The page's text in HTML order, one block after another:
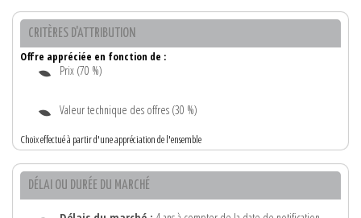
CRITÈRES D'ATTRIBUTION
Offre appréciée en fonction de :
Prix (70 %)
Valeur technique des offres (30 %)
Choix effectué à partir d'une appréciation de l'ensemble
DÉLAI OU DURÉE DU MARCHÉ